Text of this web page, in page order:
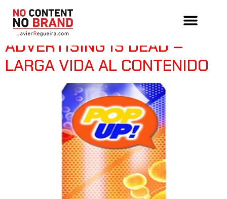
Tag:los ilegales
ADVERTISING IS DEAD –
LARGA VIDA AL CONTENIDO